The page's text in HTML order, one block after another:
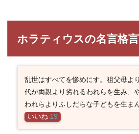
ホラティウスの名言格言
乱世はすべてを惨めにす。祖父母よ
代が両親より劣れるわれらを生み、
われらよりふしだらな子どもを生ま
いいね 19